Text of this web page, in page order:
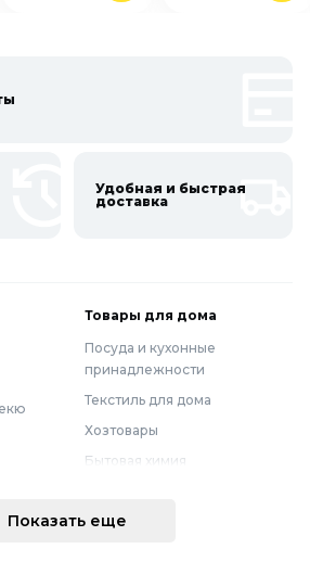
Удобная и быстрая
доставка
Товары для дома
Посуда и кухонные
принадлежности
Текстиль для дома
Хозтовары
Бытовая химия
Мебель
Показать еще